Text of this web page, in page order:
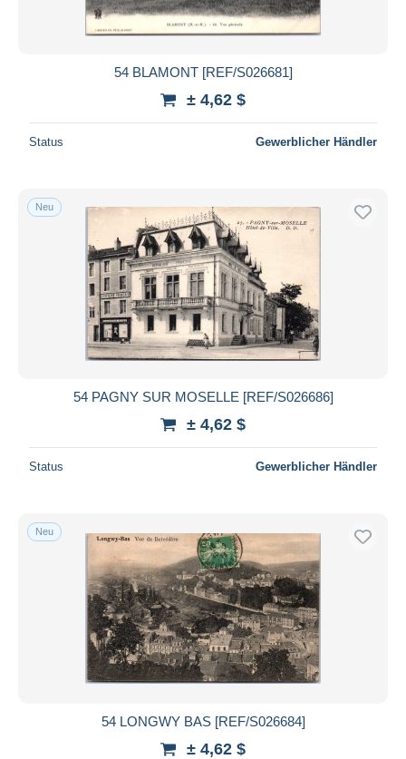
54 BLAMONT [REF/S026681]
± 4,62 $
Status Gewerblicher Händler
Neu
54 PAGNY SUR MOSELLE [REF/S026686]
± 4,62 $
Status Gewerblicher Händler
Neu
54 LONGWY BAS [REF/S026684]
± 4,62 $